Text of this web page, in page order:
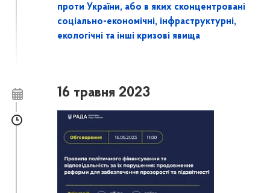
проти України, або в яких сконцентровані
соціально-економічні, інфраструктурні,
екологічні та інші кризові явища
16 травня 2023